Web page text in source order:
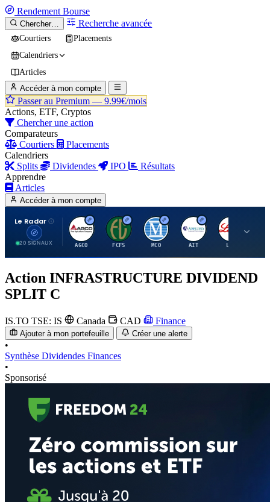
Rendement Bourse
Chercher… Recherche avancée
Courtiers
Placements
Calendriers
Articles
Accéder à mon compte
Passer au Premium — 9.99€/mois
Actions, ETF, Cryptos
Chercher une action
Comparateurs
Courtiers
Placements
Calendriers
Splits
Dividendes IPO
Résultats
Apprendre
Articles
Accéder à mon compte
Le Radar
20 SIGNAUX
A
AGCO
F
FCFS
M
MCO
A
AIT
Action INFRASTRUCTURE DIVIDEND
SPLIT C
IS.TO TSE: IS Canada CAD Finance
Ajouter à mon portefeuille Créer une alerte
•
Synthèse Dividendes Finances
•
Sponsorisé